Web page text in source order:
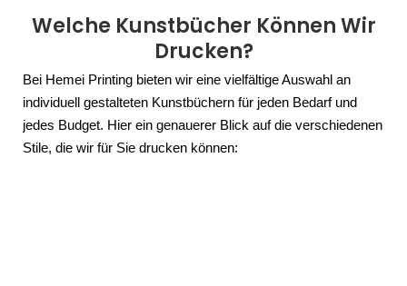
Welche Kunstbücher Können Wir
Drucken?
Bei Hemei Printing bieten wir eine vielfältige Auswahl an
individuell gestalteten Kunstbüchern für jeden Bedarf und
jedes Budget. Hier ein genauerer Blick auf die verschiedenen
Stile, die wir für Sie drucken können: